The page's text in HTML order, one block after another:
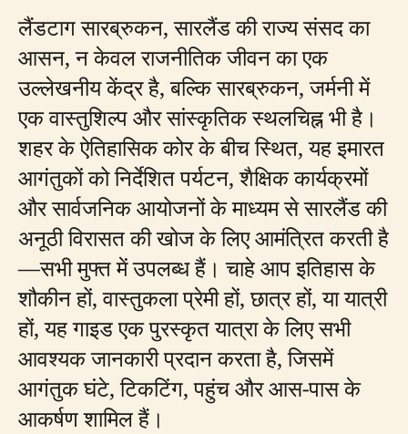
लैंडटाग सारब्रुकन, सारलैंड की राज्य संसद का
आसन, न केवल राजनीतिक जीवन का एक
उल्लेखनीय केंद्र है, बल्कि सारब्रुकन, जर्मनी में
एक वास्तुशिल्प और सांस्कृतिक स्थलचिह्न भी है।
शहर के ऐतिहासिक कोर के बीच स्थित, यह इमारत
आगंतुकों को निर्देशित पर्यटन, शैक्षिक कार्यक्रमों
और सार्वजनिक आयोजनों के माध्यम से सारलैंड की
अनूठी विरासत की खोज के लिए आमंत्रित करती है
—सभी मुफ्त में उपलब्ध हैं। चाहे आप इतिहास के
शौकीन हों, वास्तुकला प्रेमी हों, छात्र हों, या यात्री
हों, यह गाइड एक पुरस्कृत यात्रा के लिए सभी
आवश्यक जानकारी प्रदान करता है, जिसमें
आगंतुक घंटे, टिकटिंग, पहुंच और आस-पास के
आकर्षण शामिल हैं।